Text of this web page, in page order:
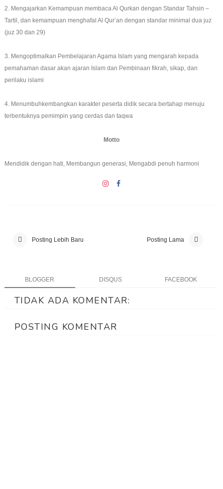
2. Mengajarkan Kemampuan membaca Al Qurkan dengan Standar Tahsin –
Tartil, dan kemampuan menghafal Al Qur’an dengan standar minimal dua juz
(juz 30 dan 29)
3. Mengoptimalkan Pembelajaran Agama Islam yang mengarah kepada
pemahaman dasar akan ajaran Islam dan Pembinaan fikrah, sikap, dan
perilaku islami
4. Menumbuhkembangkan karakter peserta didik secara bertahap menuju
terbentuknya pemimpin yang cerdas dan taqwa
Motto
Mendidik dengan hati, Membangun generasi, Mengabdi penuh harmoni
Posting Lebih Baru Posting Lama
BLOGGER DISQUS FACEBOOK
TIDAK ADA KOMENTAR:
POSTING KOMENTAR